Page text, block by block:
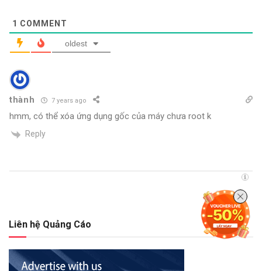
1 COMMENT
oldest
thành 7 years ago
hmm, có thể xóa ứng dụng gốc của máy chưa root k
Reply
Liên hệ Quảng Cáo